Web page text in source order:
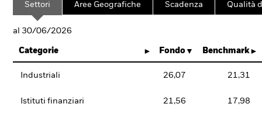
Settori Aree Geografiche Scadenza Qualità
al 30/06/2026
Categorie Fondo Benchmark
Industriali 26,07 21,31
Istituti finanziari 21,56 17,98